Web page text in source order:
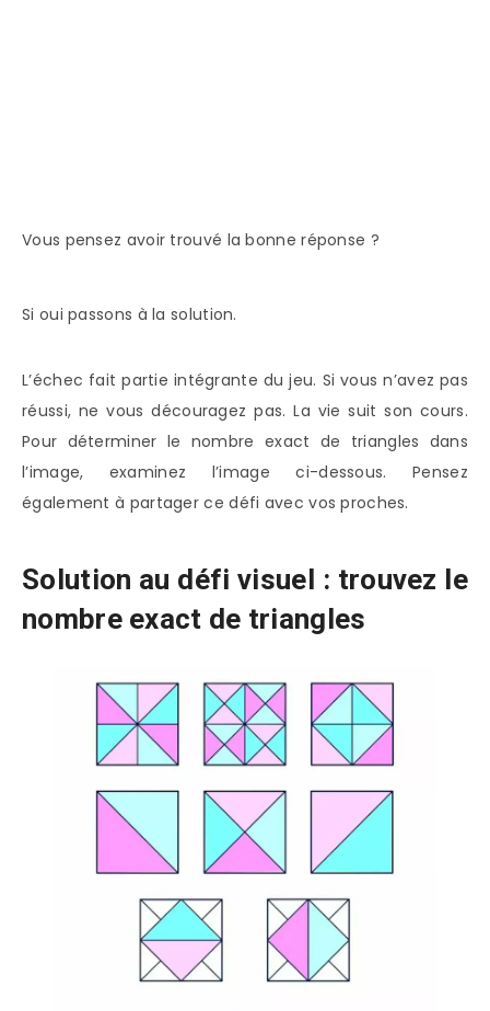
Vous pensez avoir trouvé la bonne réponse ?
Si oui passons à la solution.
L’échec fait partie intégrante du jeu. Si vous n’avez pas
réussi, ne vous découragez pas. La vie suit son cours.
Pour déterminer le nombre exact de triangles dans
l’image, examinez l’image ci-dessous. Pensez
également à partager ce défi avec vos proches.
Solution au défi visuel : trouvez le
nombre exact de triangles